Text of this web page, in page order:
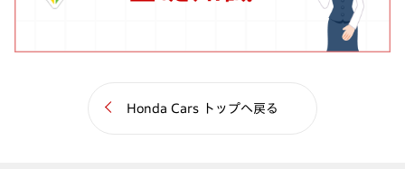
Honda Cars トップへ戻る